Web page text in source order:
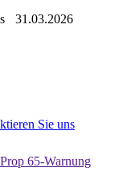
31.03.2026
Sie uns
65-Warnung